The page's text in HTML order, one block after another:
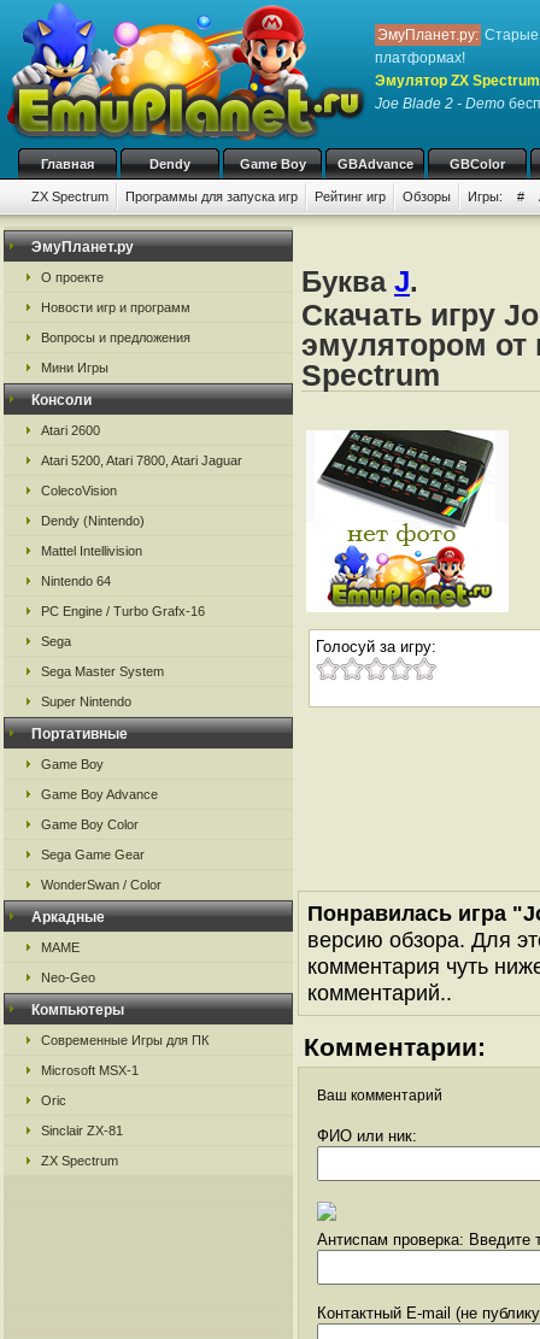
ЭмуПланет.ру: Старые
платформах!
Эмулятор ZX
Joe Blade 2 - Demo
Главная Dendy Game Boy GBAdvance GBColor
ZX Spectrum Программы для запуска игр Рейтинг игр Обзоры Игры: #
ЭмуПланет.ру
О проекте
Новости игр и программ
Вопросы и предложения
Мини Игры
Консоли
Atari 2600
Atari 5200, Atari 7800, Atari Jaguar
ColecoVision
Dendy (Nintendo)
Mattel Intellivision
Nintendo 64
PC Engine / Turbo Grafx-16
Sega
Sega Master System
Super Nintendo
Портативные
Game Boy
Game Boy Advance
Game Boy Color
Sega Game Gear
WonderSwan / Color
Аркадные
MAME
Neo-Geo
Компьютеры
Современные Игры для ПК
Microsoft MSX-1
Oric
Sinclair ZX-81
ZX Spectrum
Буква J.
Скачать игру
эмулятором от
Spectrum
Голосуй за игру:
Понравилась игра
версию обзора. Для
комментария чуть
комментарий..
Комментарии:
Ваш комментарий
ФИО или ник:
Антиспам проверка: Введите
Контактный E-mail (не